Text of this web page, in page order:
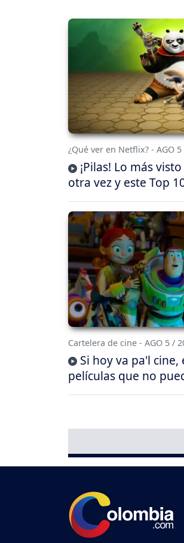
¿Qué ver en Netflix? - AGO
¡Pilas! Lo más
otra vez y este Top
Cartelera de cine - AGO 5 /
Si hoy va pa'l cine,
películas que no